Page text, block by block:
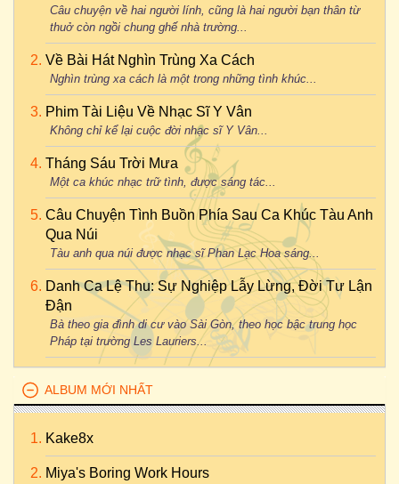
Câu chuyện về hai người lính, cũng là hai người bạn thân từ
thuở còn ngồi chung ghế nhà trường...
Về Bài Hát Nghìn Trùng Xa Cách
Nghìn trùng xa cách là một trong những tình khúc...
Phim Tài Liệu Về Nhạc Sĩ Y Vân
Không chỉ kể lại cuộc đời nhạc sĩ Y Vân...
Tháng Sáu Trời Mưa
Một ca khúc nhạc trữ tình, được sáng tác...
Câu Chuyện Tình Buồn Phía Sau Ca Khúc Tàu Anh
Qua Núi
Tàu anh qua núi được nhạc sĩ Phan Lạc Hoa sáng...
Danh Ca Lệ Thu: Sự Nghiệp Lẫy Lừng, Đời Tư Lận
Đận
Bà theo gia đình di cư vào Sài Gòn, theo học bậc trung học
Pháp tại trường Les Lauriers...
ALBUM MỚI NHẤT
Kake8x
Miya's Boring Work Hours